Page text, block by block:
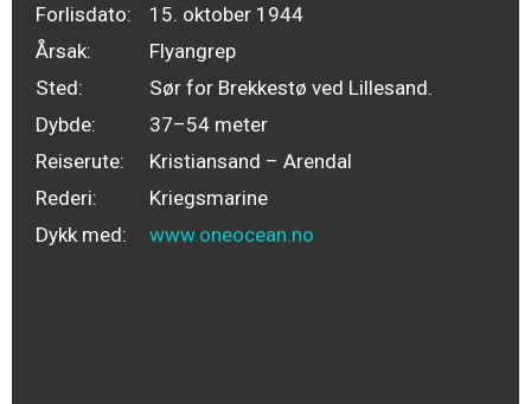
Forlisdato:
15. oktober 1944
Årsak:
Flyangrep
Sted:
Sør for Brekkestø ved Lillesand.
Dybde:
37–54 meter
Reiserute:
Kristiansand – Arendal
Rederi:
Kriegsmarine
Dykk med:
www.oneocean.no